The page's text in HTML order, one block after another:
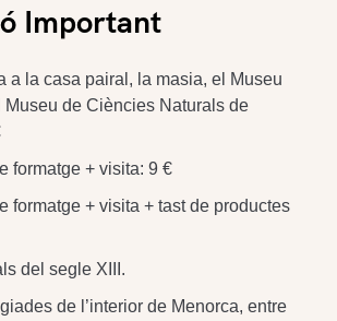
Important
a la casa pairal, la masia, el Museu
Museu de Ciències Naturals de
formatge + visita: 9 €
formatge + visita + tast de productes
del segle XIII.
de l’interior de Menorca, entre